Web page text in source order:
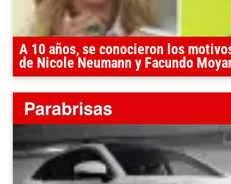
A 10 años, se conocieron los
de Nicole Neumann y Facundo